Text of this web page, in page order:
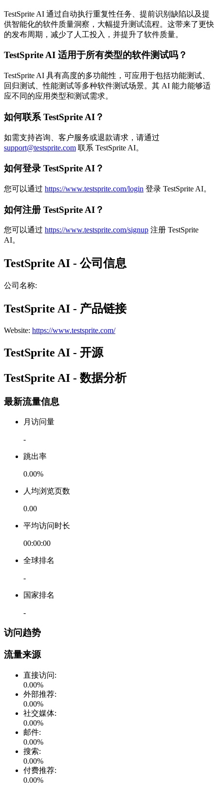
TestSprite AI 通过自动执行重复性任务、提前识别缺陷以及提
供智能化的软件质量洞察，大幅提升测试流程。这带来了更快
的发布周期，减少了人工投入，并提升了软件质量。
TestSprite AI 适用于所有类型的软件测试吗？
TestSprite AI 具有高度的多功能性，可应用于包括功能测试、
回归测试、性能测试等多种软件测试场景。其 AI 能力能够适
应不同的应用类型和测试需求。
如何联系 TestSprite AI？
如需支持咨询、客户服务或退款请求，请通过
support@testsprite.com 联系 TestSprite AI。
如何登录 TestSprite AI？
您可以通过 https://www.testsprite.com/login 登录 TestSprite AI。
如何注册 TestSprite AI？
您可以通过 https://www.testsprite.com/signup 注册 TestSprite
AI。
TestSprite AI - 公司信息
公司名称:
TestSprite AI - 产品链接
Website: https://www.testsprite.com/
TestSprite AI - 开源
TestSprite AI - 数据分析
最新流量信息
月访问量
-
跳出率
0.00%
人均浏览页数
0.00
平均访问时长
00:00:00
全球排名
-
国家排名
-
访问趋势
流量来源
直接访问:
0.00%
外部推荐:
0.00%
社交媒体:
0.00%
邮件:
0.00%
搜索:
0.00%
付费推荐:
0.00%